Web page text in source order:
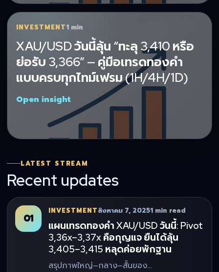
INVESTMENT1 min
XAU/USD วันนี้ลุ้น “ทะลุ 3,410 หรือ
ย่อรับ 3,366” — คู่มือเทรดทองคำ
แบบครบทุกไทม์เฟรม (1H/4H/1D)
Open insight
LATEST STREAM
Recent updates
01
INVESTMENTสิงหาคม 7, 20251 min read
แผนเทรดทองคำ XAU/USD วันนี้: Pivot
3,36x–3,37x คือกุญแจ ยืนได้ลุ้น
3,405–3,415 หลุดค่อยพักฐาน
สรุปภาพใหญ่–กลาง–สั้นของ…